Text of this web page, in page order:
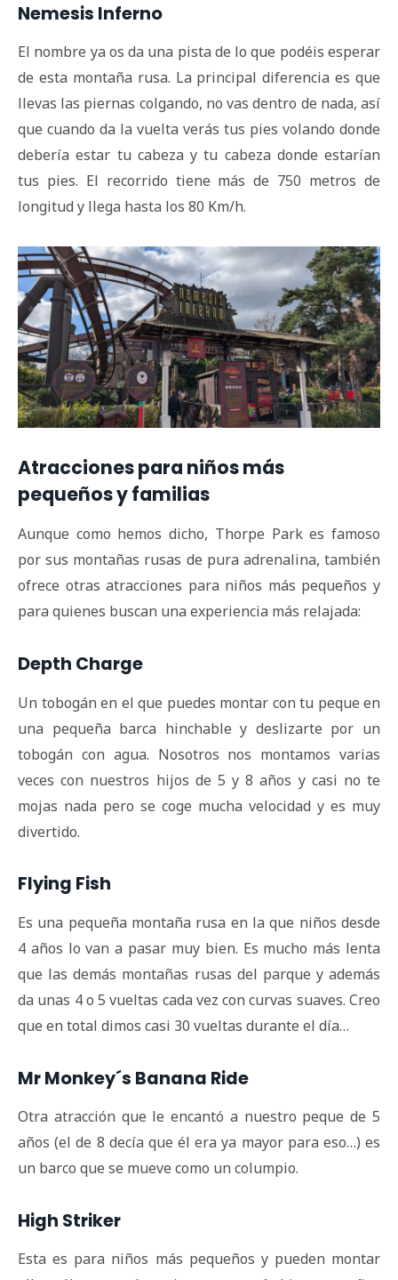
Nemesis Inferno
El nombre ya os da una pista de lo que podéis esperar
de esta montaña rusa. La principal diferencia es que
llevas las piernas colgando, no vas dentro de nada, así
que cuando da la vuelta verás tus pies volando donde
debería estar tu cabeza y tu cabeza donde estarían
tus pies. El recorrido tiene más de 750 metros de
longitud y llega hasta los 80 Km/h.
Atracciones para niños más
pequeños y familias
Aunque como hemos dicho, Thorpe Park es famoso
por sus montañas rusas de pura adrenalina, también
ofrece otras atracciones para niños más pequeños y
para quienes buscan una experiencia más relajada:
Depth Charge
Un tobogán en el que puedes montar con tu peque en
una pequeña barca hinchable y deslizarte por un
tobogán con agua. Nosotros nos montamos varias
veces con nuestros hijos de 5 y 8 años y casi no te
mojas nada pero se coge mucha velocidad y es muy
divertido.
Flying Fish
Es una pequeña montaña rusa en la que niños desde
4 años lo van a pasar muy bien. Es mucho más lenta
que las demás montañas rusas del parque y además
da unas 4 o 5 vueltas cada vez con curvas suaves. Creo
que en total dimos casi 30 vueltas durante el día…
Mr Monkey´s Banana Ride
Otra atracción que le encantó a nuestro peque de 5
años (el de 8 decía que él era ya mayor para eso…) es
un barco que se mueve como un columpio.
High Striker
Esta es para niños más pequeños y pueden montar